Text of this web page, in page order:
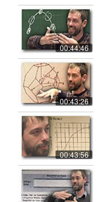
00:44:46
00:43:26
00:43:56